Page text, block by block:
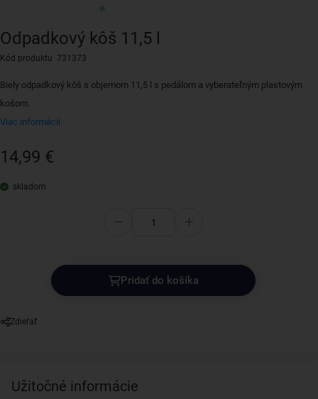
Odpadkový kôš 11,5 l
Kód produktu 731373
Biely odpadkový kôš s objemom 11,5 l s pedálom a vyberateľným plastovým
košom.
Viac informácií
14,99 €
skladom
Pridať do košíka
Zdieľať
Užitočné informácie